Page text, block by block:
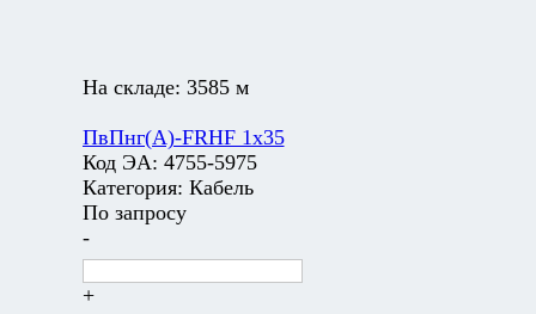
На складе: 3585 м
ПвПнг(А)-FRHF 1х35
Код ЭА: 4755-5975
Категория: Кабель
По запросу
-
+